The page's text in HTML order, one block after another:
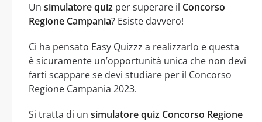
Un simulatore quiz per superare il Concorso
Regione Campania? Esiste davvero!
Ci ha pensato Easy Quizzz a realizzarlo e questa
è sicuramente un’opportunità unica che non devi
farti scappare se devi studiare per il Concorso
Regione Campania 2023.
Si tratta di un simulatore quiz Concorso Regione